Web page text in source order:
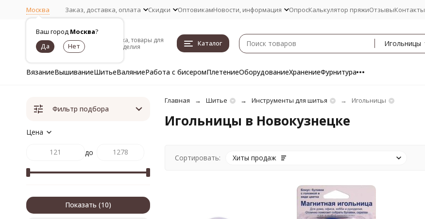
Москва
Ваш город Москва?
Заказ, доставка, оплата Скидки ОптовикамНовости, информация ОпросКалькулятор пряжиОтзывыКонтакты
Пряжа, товары для
рукоделия
Каталог Игольницы
ВязаниеВышиваниеШитьеВаляниеРабота с бисеромПлетениеОборудованиеХранениеФурнитура
Главная Шитье Инструменты для шитья Игольницы
Игольницы в Новокузнецке
Сортировать: Хиты продаж
Фильтр подбора
Цена
до
Показать